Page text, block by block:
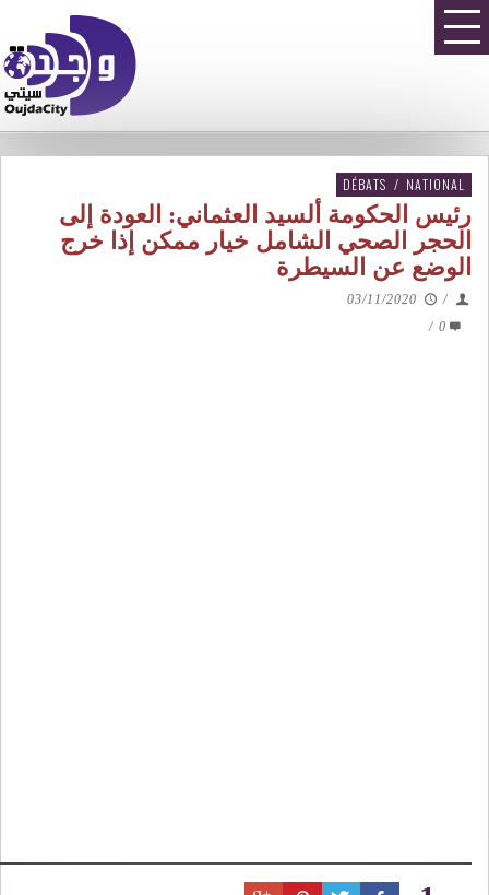
DÉBATS / NATIONAL
رئيس الحكومة ألسيد العثماني: العودة إلى
الحجر الصحي الشامل خيار ممكن إذا خرج
الوضع عن السيطرة
/
03/11/2020
0
/